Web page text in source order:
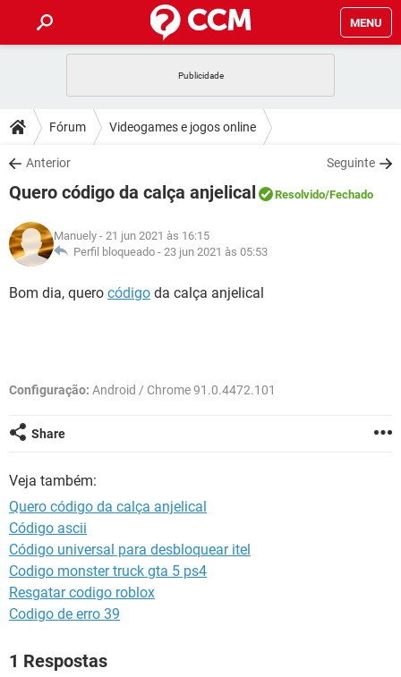
MENU
CELULAR FACEBOOK
OUTLOOK
INSTAGRAM GMAIL
GUIA DE COMPRAS
DICAS
JOGOS WHATSAPP
INSTAGRAM
GUIA DE COMPRAS
DOWNLOADS
JOGOS WHATSAPP
CELULAR
OUTLOOK EXCEL
INSTAGRAM GMAIL
FÓRUM
JOGOS
CELULAR
OUTLOOK EXCEL
GLOSSÁRIO
JOGOS WHATSAPP
Fórum Videogames e jogos online
Anterior Seguinte
Quero código da calça anjelical Resolvido/Fechado
Manuely - 21 jun 2021 às 16:15
Perfil bloqueado - 23 jun 2021 às 05:53
Bom dia, quero código da calça anjelical
Configuração: Android / Chrome 91.0.4472.101
Share
Veja também:
Quero código da calça anjelical
Código ascii
Código universal para desbloquear itel
Codigo monster truck gta 5 ps4
Resgatar codigo roblox
Codigo de erro 39
1 Respostas